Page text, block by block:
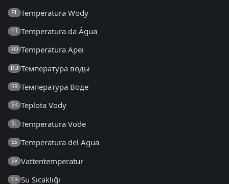
PL Temperatura Wody
PT Temperatura da Água
RO Temperatura Apei
RU Температура воды
SR Температура Воде
SK Teplota Vody
SL Temperatura Vode
ES Temperatura del Agua
SV Vattentemperatur
TR Su Sıcaklığı